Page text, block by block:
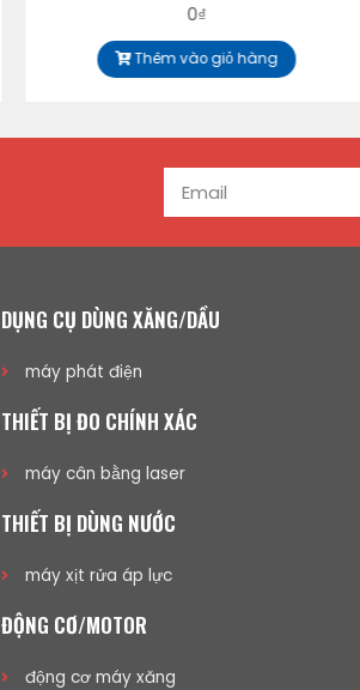
Thêm vào giỏ hàng
DỤNG CỤ DÙNG XĂNG/DẦU
máy phát điện
THIẾT BỊ ĐO CHÍNH XÁC
máy cân bằng laser
THIẾT BỊ DÙNG NƯỚC
máy xịt rửa áp lực
ĐỘNG CƠ/MOTOR
động cơ máy xăng